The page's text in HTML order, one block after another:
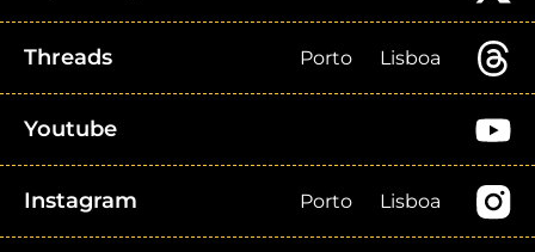
Threads Porto Lisboa
Youtube
Instagram Porto Lisboa